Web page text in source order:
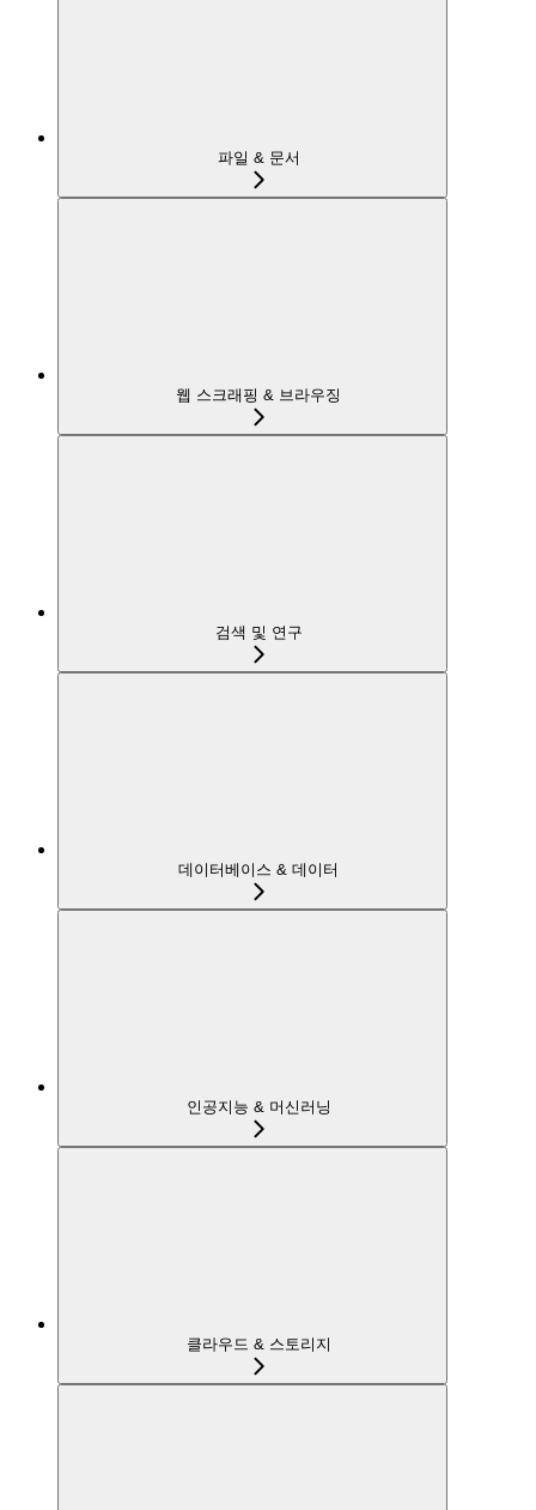
파일 & 문서
웹 스크래핑 & 브라우징
검색 및 연구
데이터베이스 & 데이터
인공지능 & 머신러닝
클라우드 & 스토리지